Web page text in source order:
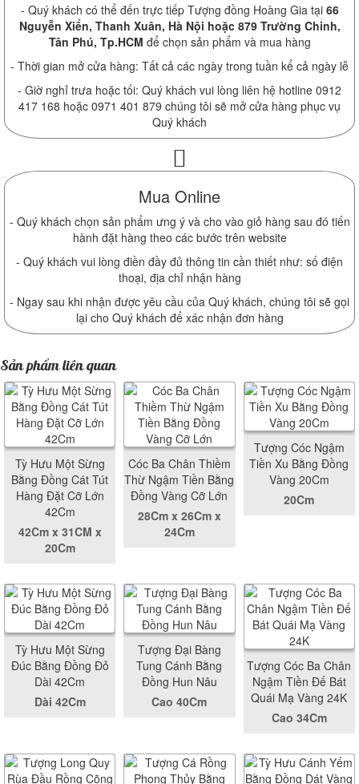
- Quý khách có thể đến trực tiếp Tượng đồng Hoàng Gia tại 66
Nguyễn Xiển, Thanh Xuân, Hà Nội hoặc 879 Trường Chinh,
Tân Phú, Tp.HCM để chọn sản phẩm và mua hàng
- Thời gian mở cửa hàng: Tất cả các ngày trong tuần kể cả ngày lễ
- Giờ nghỉ trưa hoặc tối: Quý khách vui lòng liên hệ hotline 0912
417 168 hoặc 0971 401 879 chúng tôi sẽ mở cửa hàng phục vụ
Quý khách
Mua Online
- Quý khách chọn sản phẩm ưng ý và cho vào giỏ hàng sau đó tiến
hành đặt hàng theo các bước trên website
- Quý khách vui lòng điền đầy đủ thông tin cần thiết như: số điện
thoại, địa chỉ nhận hàng
- Ngay sau khi nhận được yêu cầu của Quý khách, chúng tôi sẽ gọi
lại cho Quý khách để xác nhận đơn hàng
Sản phẩm liên quan
Tỳ Hưu Một Sừng
Bằng Đồng Cát Tút
Hàng Đặt Cỡ Lớn
42Cm
42Cm x 31CM x
20Cm
Cóc Ba Chân Thiềm
Thừ Ngậm Tiền Bằng
Đồng Vàng Cỡ Lớn
28Cm x 26Cm x
24Cm
Tượng Cóc Ngậm
Tiền Xu Bằng Đồng
Vàng 20Cm
20Cm
Tỳ Hưu Một Sừng
Đúc Bằng Đồng Đỏ
Dài 42Cm
Dài 42Cm
Tượng Đại Bàng
Tung Cánh Bằng
Đồng Hun Nâu
Cao 40Cm
Tượng Cóc Ba Chân
Ngậm Tiền Đế Bát
Quái Mạ Vàng 24K
Cao 34Cm